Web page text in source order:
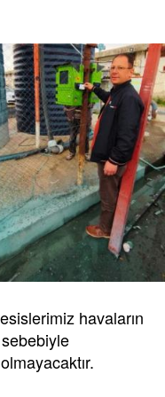
havaların
sebebiyle